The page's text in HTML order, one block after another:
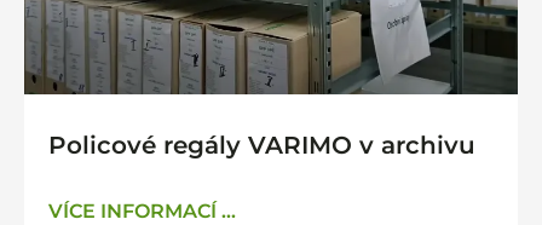
Policové regály VARIMO v archivu
VÍCE INFORMACÍ ...